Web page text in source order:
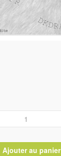
Ajouter au panier